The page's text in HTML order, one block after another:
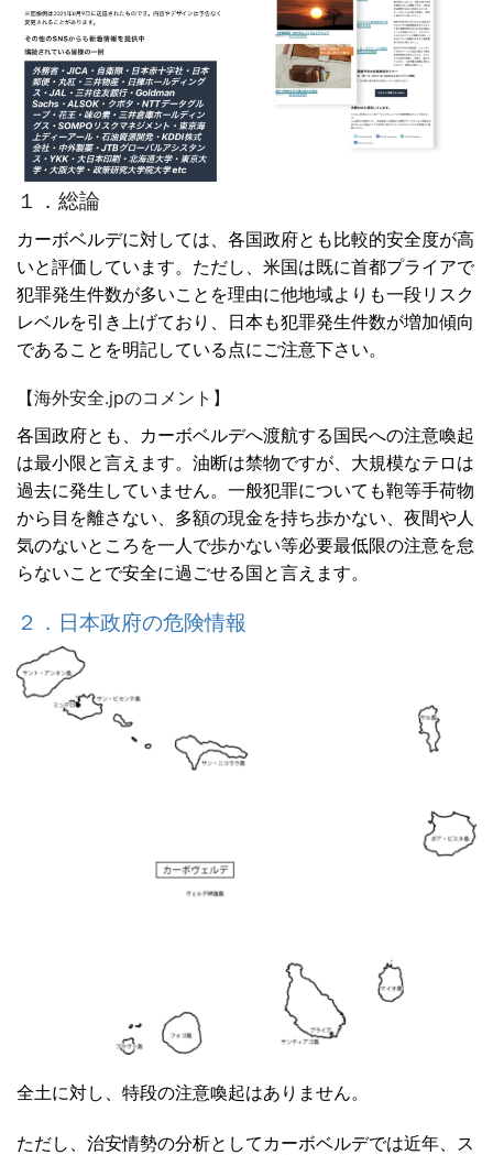
１．総論
カーボベルデに対しては、各国政府とも比較的安全度が高
いと評価しています。ただし、米国は既に首都プライアで
犯罪発生件数が多いことを理由に他地域よりも一段リスク
レベルを引き上げており、日本も犯罪発生件数が増加傾向
であることを明記している点にご注意下さい。
【海外安全.jpのコメント】
各国政府とも、カーボベルデへ渡航する国民への注意喚起
は最小限と言えます。油断は禁物ですが、大規模なテロは
過去に発生していません。一般犯罪についても鞄等手荷物
から目を離さない、多額の現金を持ち歩かない、夜間や人
気のないところを一人で歩かない等必要最低限の注意を怠
らないことで安全に過ごせる国と言えます。
２．日本政府の危険情報
全土に対し、特段の注意喚起はありません。
ただし、治安情勢の分析としてカーボベルデでは近年、ス